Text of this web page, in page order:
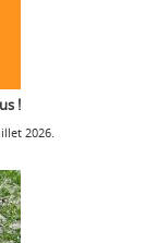
!
2026.